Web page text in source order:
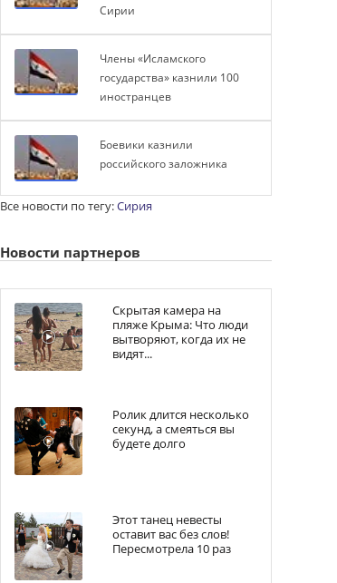
Сирии
Члены «Исламского
государства» казнили 100
иностранцев
Боевики казнили
российского заложника
Все новости по тегу:Сирия
Новости партнеров
Скрытая камера на
пляже Крыма: Что люди
вытворяют, когда их не
видят...
Ролик длится несколько
секунд, а смеяться вы
будете долго
Этот танец невесты
оставит вас без слов!
Пересмотрела 10 раз